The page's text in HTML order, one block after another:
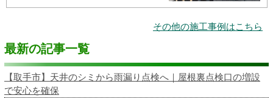
その他の施工事例はこちら
最新の記事一覧
【取手市】天井のシミから雨漏り点検へ｜屋根裏点検口の増設
で安心を確保